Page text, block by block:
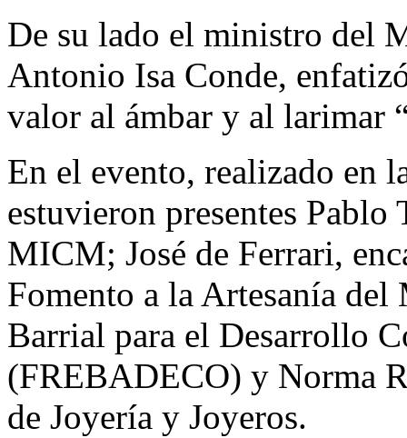
De su lado el ministro del
Antonio Isa Conde,
valor al ámbar y al larimar
En el evento, realizado en
estuvieron presentes Pablo
MICM; José de Ferrari,
Fomento a la Artesanía
Barrial para el Desarrollo
(FREBADECO) y Norma
de Joyería y Joyeros.